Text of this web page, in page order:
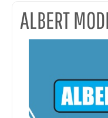
ALBERT